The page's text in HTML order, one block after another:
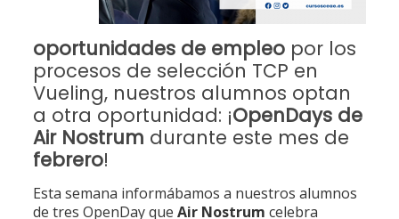
oportunidades de empleopor los
procesos de selección TCP en
Vueling, nuestros alumnos optan
a otra oportunidad: ¡OpenDays de
Air Nostrum durante este mes de
febrero!
Esta semana informábamos a nuestros alumnos
de tres OpenDay que Air Nostrum celebra